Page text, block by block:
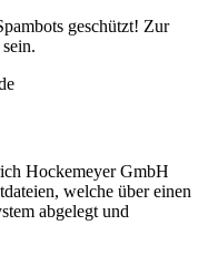
geschützt! Zur
Hockemeyer GmbH
welche über einen
abgelegt und